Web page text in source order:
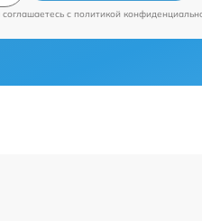
c политикой